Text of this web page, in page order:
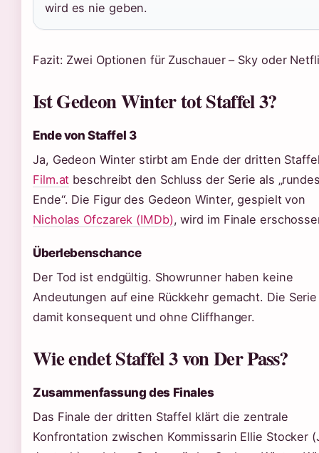
wird es nie geben.
Fazit: Zwei Optionen für Zuschauer – Sky oder
Ist Gedeon Winter tot Staffel 3?
Ende von Staffel 3
Ja, Gedeon Winter stirbt am Ende der dritten
Film.at beschreibt den Schluss der Serie als
Ende“. Die Figur des Gedeon Winter, gespielt von
Nicholas Ofczarek (IMDb), wird im Finale
Überlebenschance
Der Tod ist endgültig. Showrunner haben keine
Andeutungen auf eine Rückkehr gemacht. Die
damit konsequent und ohne Cliffhanger.
Wie endet Staffel 3 von Der Pass?
Zusammenfassung des Finales
Das Finale der dritten Staffel klärt die zentrale
Konfrontation zwischen Kommissarin Ellie Stocker